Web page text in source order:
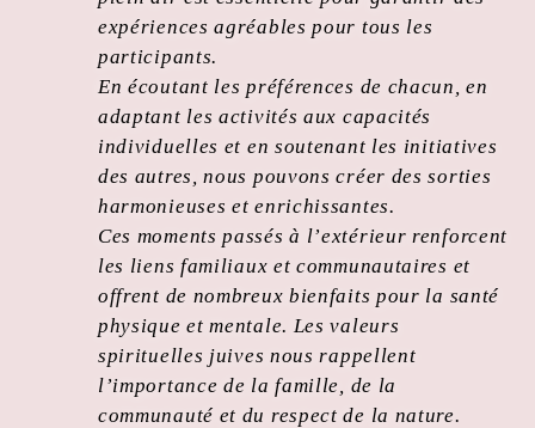
expériences agréables pour tous les
participants.
En écoutant les préférences de chacun, en
adaptant les activités aux capacités
individuelles et en soutenant les initiatives
des autres, nous pouvons créer des sorties
harmonieuses et enrichissantes.
Ces moments passés à l’extérieur renforcent
les liens familiaux et communautaires et
offrent de nombreux bienfaits pour la santé
physique et mentale. Les valeurs
spirituelles juives nous rappellent
l’importance de la famille, de la
communauté et du respect de la nature.